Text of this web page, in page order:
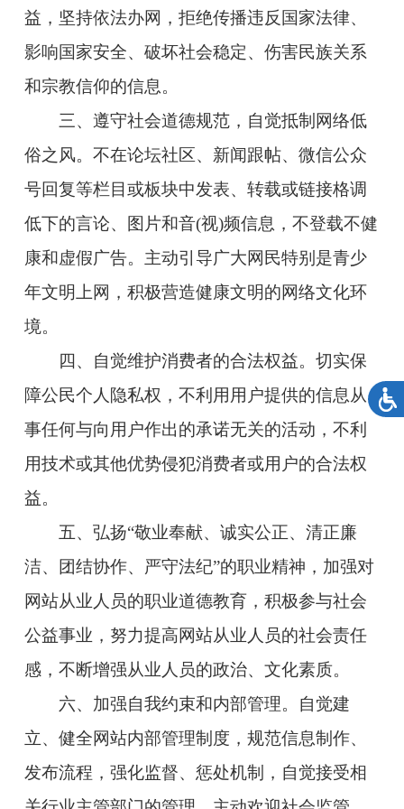
益，坚持依法办网，拒绝传播违反国家法律、
影响国家安全、破坏社会稳定、伤害民族关系
和宗教信仰的信息。
三、遵守社会道德规范，自觉抵制网络低
俗之风。不在论坛社区、新闻跟帖、微信公众
号回复等栏目或板块中发表、转载或链接格调
低下的言论、图片和音(视)频信息，不登载不健
康和虚假广告。主动引导广大网民特别是青少
年文明上网，积极营造健康文明的网络文化环
境。
四、自觉维护消费者的合法权益。切实保
障公民个人隐私权，不利用用户提供的信息从
事任何与向用户作出的承诺无关的活动，不利
用技术或其他优势侵犯消费者或用户的合法权
益。
五、弘扬“敬业奉献、诚实公正、清正廉
洁、团结协作、严守法纪”的职业精神，加强对
网站从业人员的职业道德教育，积极参与社会
公益事业，努力提高网站从业人员的社会责任
感，不断增强从业人员的政治、文化素质。
六、加强自我约束和内部管理。自觉建
立、健全网站内部管理制度，规范信息制作、
发布流程，强化监督、惩处机制，自觉接受相